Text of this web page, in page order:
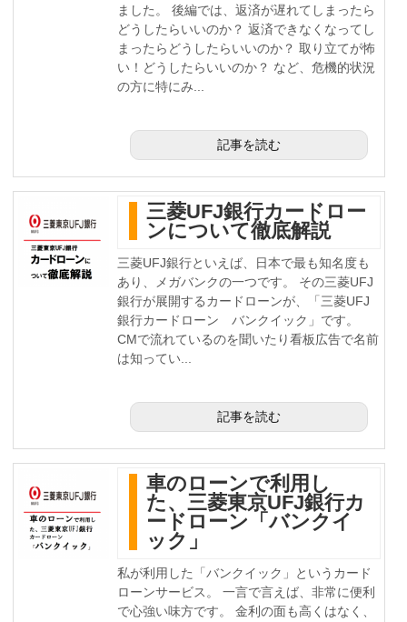
ました。 後編では、返済が遅れてしまったら
どうしたらいいのか？ 返済できなくなってし
まったらどうしたらいいのか？ 取り立てが怖
い！どうしたらいいのか？ など、危機的状況
の方に特にみ...
記事を読む
三菱UFJ銀行カードロー
ンについて徹底解説
三菱UFJ銀行といえば、日本で最も知名度も
あり、メガバンクの一つです。 その三菱UFJ
銀行が展開するカードローンが、「三菱UFJ
銀行カードローン バンクイック」です。
CMで流れているのを聞いたり看板広告で名前
は知ってい...
記事を読む
車のローンで利用し
た、三菱東京UFJ銀行カ
ードローン「バンクイ
ック」
私が利用した「バンクイック」というカード
ローンサービス。 一言で言えば、非常に便利
で心強い味方です。 金利の面も高くはなく、